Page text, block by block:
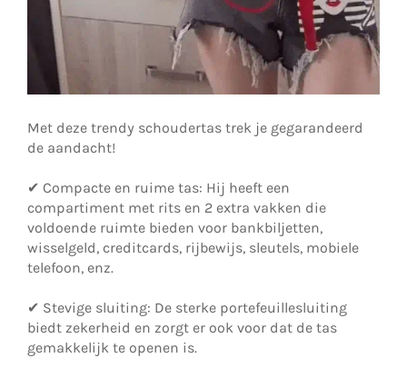
Met deze trendy schoudertas trek je gegarandeerd
de aandacht!
✔ Compacte en ruime tas: Hij heeft een
compartiment met rits en 2 extra vakken die
voldoende ruimte bieden voor bankbiljetten,
wisselgeld, creditcards, rijbewijs, sleutels, mobiele
telefoon, enz.
✔ Stevige sluiting: De sterke portefeuillesluiting
biedt zekerheid en zorgt er ook voor dat de tas
gemakkelijk te openen is.